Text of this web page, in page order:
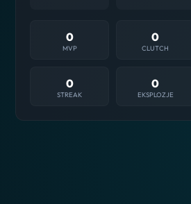
0
MVP
0
CLUTCH
0
STREAK
0
EKSPLOZJE